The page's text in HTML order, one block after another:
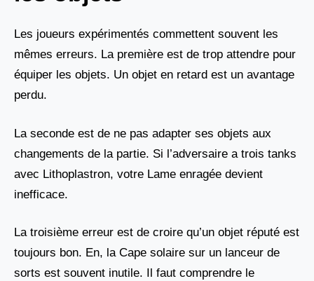
Les joueurs expérimentés commettent souvent les
mêmes erreurs. La première est de trop attendre pour
équiper les objets. Un objet en retard est un avantage
perdu.
La seconde est de ne pas adapter ses objets aux
changements de la partie. Si l’adversaire a trois tanks
avec Lithoplastron, votre Lame enragée devient
inefficace.
La troisième erreur est de croire qu’un objet réputé est
toujours bon. En, la Cape solaire sur un lanceur de
sorts est souvent inutile. Il faut comprendre le